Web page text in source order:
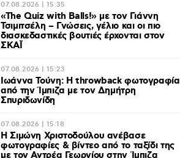
07.08.2026 | 15:35
«The Quiz with Balls!» με τον Γιάννη
Τσιμιτσέλη – Γνώσεις, γέλιο και οι πιο
διασκεδαστικές βουτιές έρχονται στον
ΣΚΑΪ
07.08.2026 | 15:23
Ιωάννα Τούνη: Η throwback φωτογραφία
από την Ίμπιζα με τον Δημήτρη
Σπυριδωνίδη
07.08.2026 | 15:18
Η Σιμώνη Χριστοδούλου ανέβασε
φωτογραφίες & βίντεο από το ταξίδι της